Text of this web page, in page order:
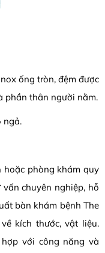
ống tròn, đệm được
phần thân người nằm.
ngả.
hoặc phòng khám quy
chuyên nghiệp, hỗ
bàn khám bệnh The
kích thước, vật liệu.
với công năng và